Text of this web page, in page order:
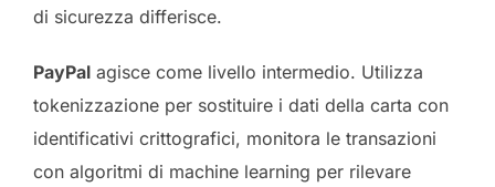
di sicurezza differisce.
PayPal agisce come livello intermedio. Utilizza
tokenizzazione per sostituire i dati della carta con
identificativi crittografici, monitora le transazioni
con algoritmi di machine learning per rilevare